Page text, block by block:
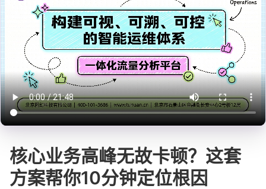
核心业务高峰无故卡顿？这套
方案帮你10分钟定位根因